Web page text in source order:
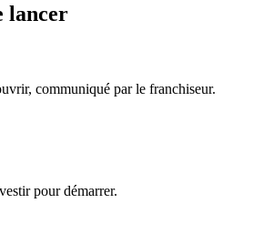
lancer
communiqué par le franchiseur.
pour démarrer.